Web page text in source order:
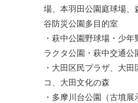
場、本羽田公園庭球場、
谷防災公園多目的室
・萩中公園野球場・少
ラクタ公園・萩中交通公
・大田区民プラザ、大
コ、大田文化の森
・多摩川台公園（古墳展